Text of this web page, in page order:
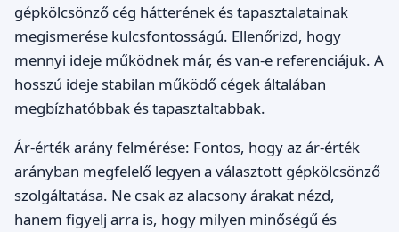
gépkölcsönző cég hátterének és tapasztalatainak
megismerése kulcsfontosságú. Ellenőrizd, hogy
mennyi ideje működnek már, és van-e referenciájuk. A
hosszú ideje stabilan működő cégek általában
megbízhatóbbak és tapasztaltabbak.
Ár-érték arány felmérése: Fontos, hogy az ár-érték
arányban megfelelő legyen a választott gépkölcsönző
szolgáltatása. Ne csak az alacsony árakat nézd,
hanem figyelj arra is, hogy milyen minőségű és